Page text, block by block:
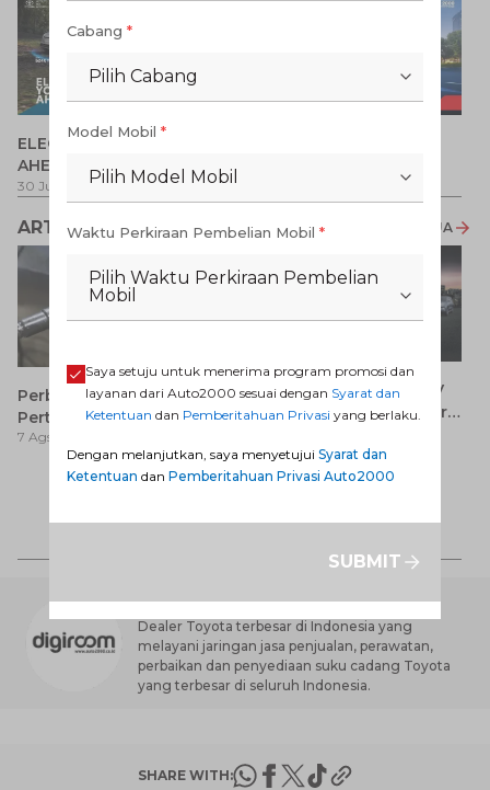
ELECTRIFY YOUR PATH
AHEAD
30 Jul 2026-31 Ags 2026
ARTIKEL LAINNYA LIHAT SEMUA
Perbedaan Pertamax dan
Pertalite: Mana yang Lebih
Baik untuk Mobil Toyota
7 Ags 2026
7 Keunggulan Mobil SUV
Dibanding MPV yang Perlu
AUTO2000 DIGIROOM
Dealer Toyota terbesar di Indonesia yang
melayani jaringan jasa penjualan, perawatan,
perbaikan dan penyediaan suku cadang Toyota
yang terbesar di seluruh Indonesia.
SHARE WITH:
Cabang *
Pilih Cabang
Model Mobil *
Pilih Model Mobil
Waktu Perkiraan Pembelian Mobil *
Pilih Waktu Perkiraan Pembelian
Mobil
Saya setuju untuk menerima program promosi dan
layanan dari Auto2000 sesuai dengan Syarat dan
Ketentuan dan Pemberitahuan Privasi yang berlaku.
Dengan melanjutkan, saya menyetujui Syarat dan
Ketentuan dan Pemberitahuan Privasi Auto2000
SUBMIT